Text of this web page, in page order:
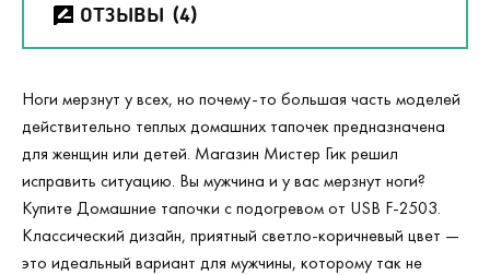
ОТЗЫВЫ (4)
Ноги мерзнут у всех, но почему-то большая часть моделей
действительно теплых домашних тапочек предназначена
для женщин или детей. Магазин Мистер Гик решил
исправить ситуацию. Вы мужчина и у вас мерзнут ноги?
Купите Домашние тапочки с подогревом от USB F-2503.
Классический дизайн, приятный светло-коричневый цвет —
это идеальный вариант для мужчины, которому так не